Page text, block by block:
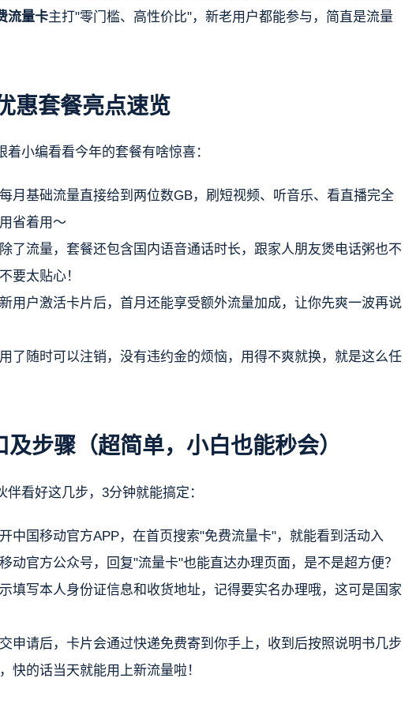
流量卡主打"零门槛、高性价比"，新老用户都能参与，简直是流量
惠套餐亮点速览
小编看看今年的套餐有啥惊喜：
月基础流量直接给到两位数GB，刷短视频、听音乐、看直播完全
省着用～
了流量，套餐还包含国内语音通话时长，跟家人朋友煲电话粥也不
要太贴心！
用户激活卡片后，首月还能享受额外流量加成，让你先爽一波再说
了随时可以注销，没有违约金的烦恼，用得不爽就换，就是这么任
步骤（超简单，小白也能秒会）
看好这几步，3分钟就能搞定：
中国移动官方APP，在首页搜索"免费流量卡"，就能看到活动入
动官方公众号，回复"流量卡"也能直达办理页面，是不是超方便？
填写本人身份证信息和收货地址，记得要实名办理哦，这可是国家
申请后，卡片会通过快递免费寄到你手上，收到后按照说明书几步
快的话当天就能用上新流量啦！